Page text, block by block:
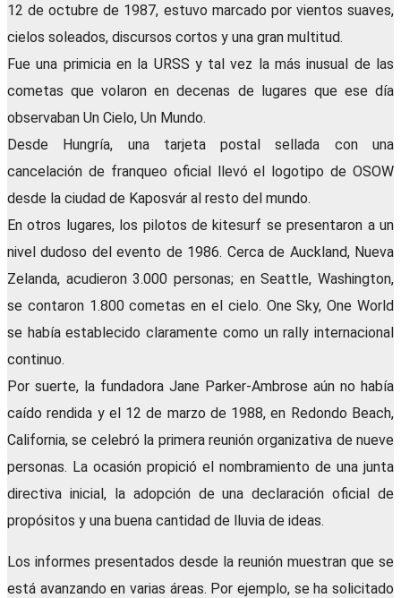
12 de octubre de 1987, estuvo marcado por vientos suaves,
cielos soleados, discursos cortos y una gran multitud.
Fue una primicia en la URSS y tal vez la más inusual de las
cometas que volaron en decenas de lugares que ese día
observaban Un Cielo, Un Mundo.
Desde Hungría, una tarjeta postal sellada con una
cancelación de franqueo oficial llevó el logotipo de OSOW
desde la ciudad de Kaposvár al resto del mundo.
En otros lugares, los pilotos de kitesurf se presentaron a un
nivel dudoso del evento de 1986. Cerca de Auckland, Nueva
Zelanda, acudieron 3.000 personas; en Seattle, Washington,
se contaron 1.800 cometas en el cielo. One Sky, One World
se había establecido claramente como un rally internacional
continuo.
Por suerte, la fundadora Jane Parker-Ambrose aún no había
caído rendida y el 12 de marzo de 1988, en Redondo Beach,
California, se celebró la primera reunión organizativa de nueve
personas. La ocasión propició el nombramiento de una junta
directiva inicial, la adopción de una declaración oficial de
propósitos y una buena cantidad de lluvia de ideas.
Los informes presentados desde la reunión muestran que se
está avanzando en varias áreas. Por ejemplo, se ha solicitado